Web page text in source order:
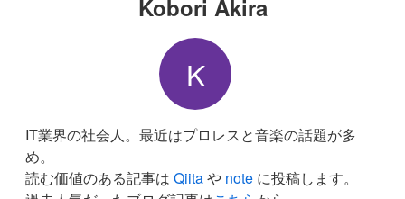
Kobori Akira
K
IT業界の社会人。最近はプロレスと音楽の話題が多
め。
読む価値のある記事は Qiitaや note に投稿します。